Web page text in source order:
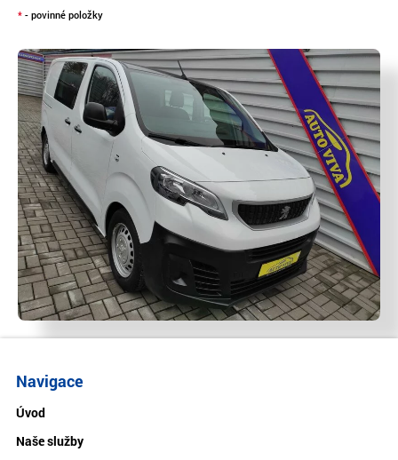
* - povinné položky
Navigace
Úvod
Naše služby